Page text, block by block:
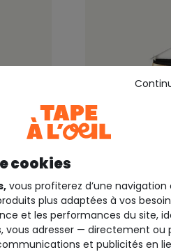
+2
TAPE A L'OEIL
cookies
vous profiterez d’une
plus adaptées à vos
et les performances du site,
vous adresser — directement ou
et publicités en